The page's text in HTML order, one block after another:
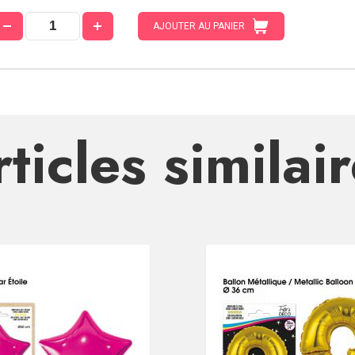
AJOUTER AU PANIER